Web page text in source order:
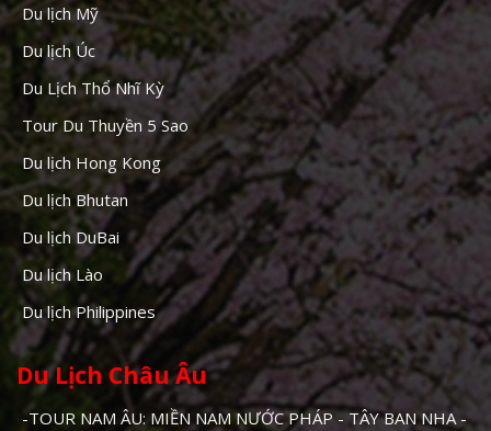
Du lịch Mỹ
Du lịch Úc
Du Lịch Thổ Nhĩ Kỳ
Tour Du Thuyền 5 Sao
Du lịch Hong Kong
Du lịch Bhutan
Du lịch DuBai
Du lịch Lào
Du lịch Philippines
Du Lịch Châu Âu
-TOUR NAM ÂU: MIỀN NAM NƯỚC PHÁP - TÂY BAN NHA -